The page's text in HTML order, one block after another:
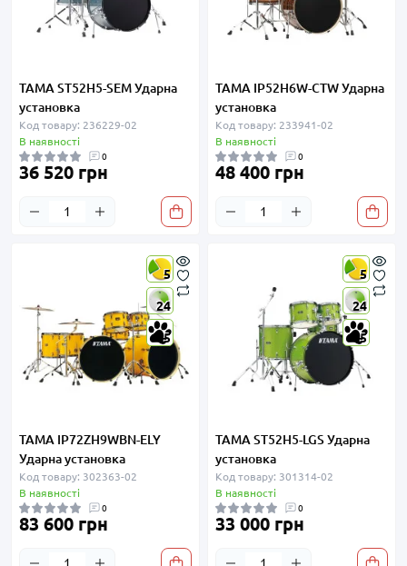
TAMA ST52H5-SEM Ударна
установка
Код товару: 236229-02
В наявності
0
36 520 грн
TAMA IP52H6W-CTW Ударна
установка
Код товару: 233941-02
В наявності
0
48 400 грн
5
24
5
TAMA IP72ZH9WBN-ELY
Ударна установка
Код товару: 302363-02
В наявності
0
83 600 грн
5
24
5
TAMA ST52H5-LGS Ударна
установка
Код товару: 301314-02
В наявності
0
33 000 грн